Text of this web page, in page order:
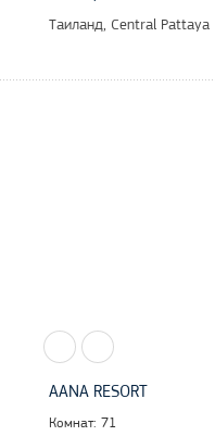
Таиланд, Central Pattaya
AANA RESORT
Комнат: 71